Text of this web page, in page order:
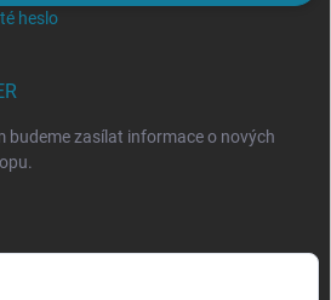
heslo
budeme zasílat informace o nových